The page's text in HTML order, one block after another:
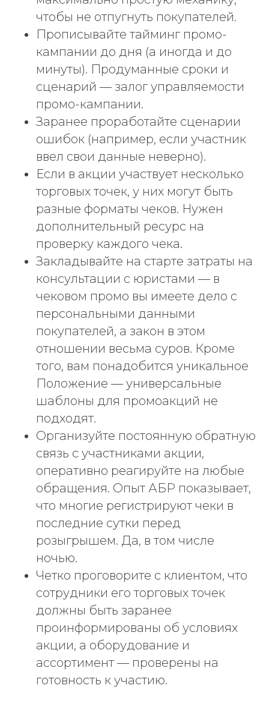
чтобы не отпугнуть покупателей.
Прописывайте тайминг промо-
кампании до дня (а иногда и до
минуты). Продуманные сроки и
сценарий — залог управляемости
промо-кампании.
Заранее проработайте сценарии
ошибок (например, если участник
ввел свои данные неверно).
Если в акции участвует несколько
торговых точек, у них могут быть
разные форматы чеков. Нужен
дополнительный ресурс на
проверку каждого чека.
Закладывайте на старте затраты на
консультации с юристами — в
чековом промо вы имеете дело с
персональными данными
покупателей, а закон в этом
отношении весьма суров. Кроме
того, вам понадобится уникальное
Положение — универсальные
шаблоны для промоакций не
подходят.
Организуйте постоянную обратную
связь с участниками акции,
оперативно реагируйте на любые
обращения. Опыт АБР показывает,
что многие регистрируют чеки в
последние сутки перед
розыгрышем. Да, в том числе
ночью.
Четко проговорите с клиентом, что
сотрудники его торговых точек
должны быть заранее
проинформированы об условиях
акции, а оборудование и
ассортимент — проверены на
готовность к участию.
Спецпроекты
Контакты
Работа у нас
Адрес Centre digital & media:
г. Ижевск, улица Авангардная,
Телефон:+7 (3412) 945-000
Электронная почта:
hello@cdm.team
Политика в отношении
обработки файлов cookies
Согласие на получение рекламных
Согласие на обработку
персональных данных
Политика в отношении обработки
персональных данных
© ООО «Центр ДМ», ОГРН
1111840008675, ИНН 1840001890